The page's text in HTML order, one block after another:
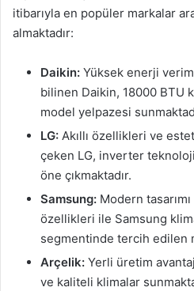
itibarıyla en popüler markalar
almaktadır:
Daikin: Yüksek enerji
bilinen Daikin, 18000 BTU
model yelpazesi
LG: Akıllı özellikleri ve
çeken LG, inverter
öne çıkmaktadır.
Samsung: Modern
özellikleri ile Samsung
segmentinde tercih edilen
Arçelik: Yerli üretim
ve kaliteli klimalar